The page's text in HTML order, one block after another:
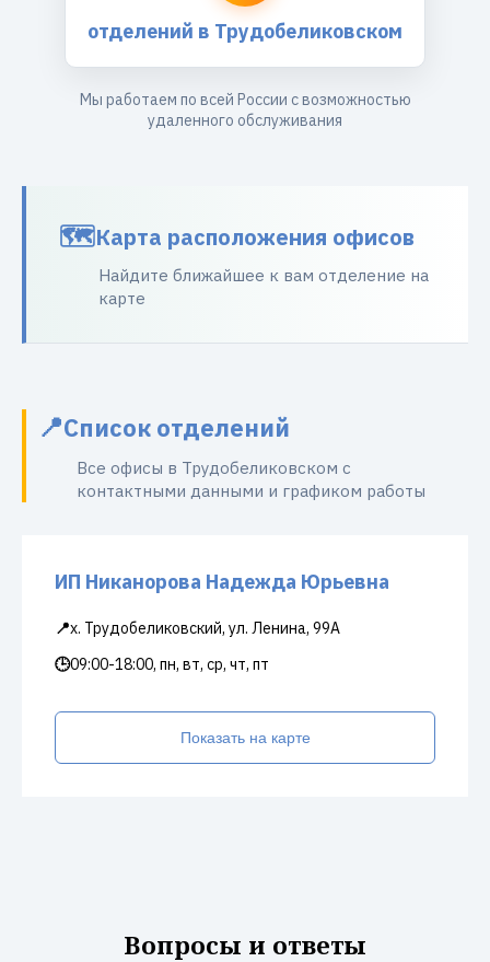
отделений в Трудобеликовском
Мы работаем по всей России с возможностью
удаленного обслуживания
Карта расположения офисов
Найдите ближайшее к вам отделение на
карте
Список отделений
Все офисы в Трудобеликовском с
контактными данными и графиком работы
ИП Никанорова Надежда Юрьевна
📍х. Трудобеликовский, ул. Ленина, 99А
🕒09:00-18:00, пн, вт, ср, чт, пт
Показать на карте
Вопросы и ответы